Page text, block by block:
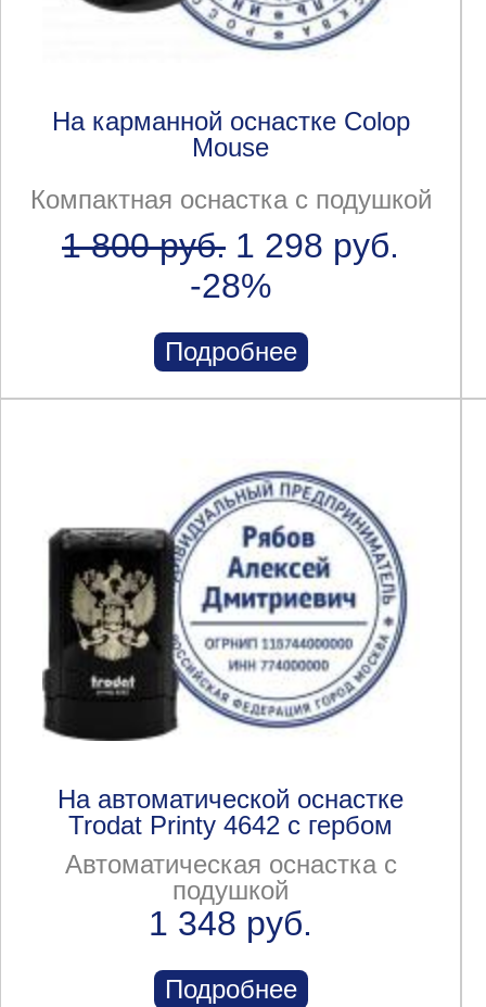
На карманной оснастке Colop
Mouse
Компактная оснастка с подушкой
1 800 руб. 1 298 руб.
-28%
Подробнее
На автоматической оснастке
Trodat Printy 4642 с гербом
Автоматическая оснастка с
подушкой
1 348 руб.
Подробнее